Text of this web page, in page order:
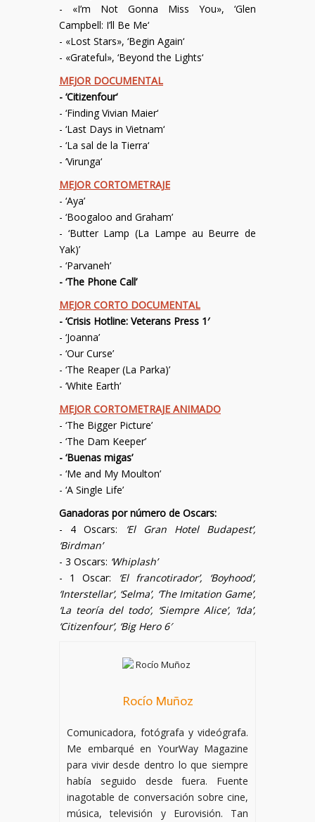
- «I’m Not Gonna Miss You», ‘Glen
Campbell: I’ll Be Me‘
- «Lost Stars», ‘Begin Again‘
- «Grateful», ‘Beyond the Lights‘
MEJOR DOCUMENTAL
- ‘Citizenfour‘
- ‘Finding Vivian Maier‘
- ‘Last Days in Vietnam‘
- ‘La sal de la Tierra‘
- ‘Virunga‘
MEJOR CORTOMETRAJE
- ‘Aya’
- ‘Boogaloo and Graham’
- ‘Butter Lamp (La Lampe au Beurre de
Yak)’
- ‘Parvaneh’
- ‘The Phone Call’
MEJOR CORTO DOCUMENTAL
- ‘Crisis Hotline: Veterans Press 1′
- ‘Joanna’
- ‘Our Curse’
- ‘The Reaper (La Parka)’
- ‘White Earth’
MEJOR CORTOMETRAJE ANIMADO
- ‘The Bigger Picture’
- ‘The Dam Keeper’
- ‘Buenas migas’
- ‘Me and My Moulton’
- ‘A Single Life’
Ganadoras por número de Oscars:
- 4 Oscars:
‘El Gran Hotel Budapest’,
‘Birdman’
- 3 Oscars: ‘Whiplash’
- 1 Oscar:
‘El francotirador’, ‘Boyhood’,
‘Interstellar’, ‘Selma’, ‘The Imitation Game’,
‘La teoría del todo’, ‘Siempre Alice’, ‘Ida’,
‘Citizenfour’, ‘Big Hero 6′
Rocío Muñoz
Comunicadora, fotógrafa y videógrafa.
Me embarqué en YourWay Magazine
para vivir desde dentro lo que siempre
había seguido desde fuera. Fuente
inagotable de conversación sobre cine,
música, televisión y Eurovisión. Tan